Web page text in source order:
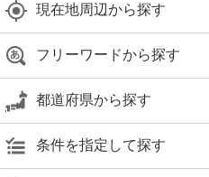
現在地周辺から探す
フリーワードから探す
都道府県から探す
条件を指定して探す